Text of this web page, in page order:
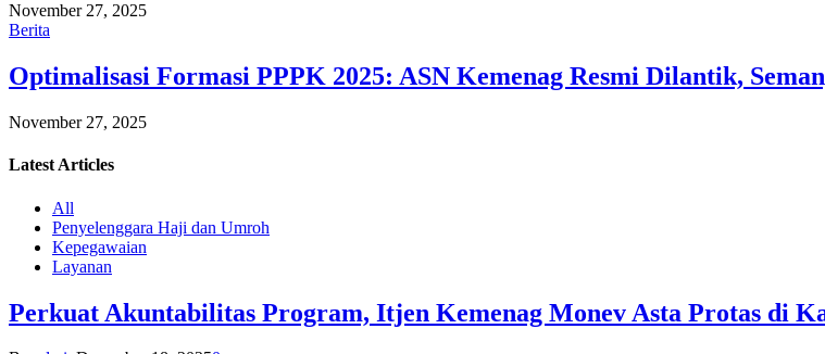
November 27, 2025
Berita
Optimalisasi Formasi PPPK 2025: ASN Kemenag Resmi Dilantik,
November 27, 2025
Latest Articles
All
Penyelenggara Haji dan Umroh
Kepegawaian
Layanan
Perkuat Akuntabilitas Program, Itjen Kemenag Monev Asta Protas di